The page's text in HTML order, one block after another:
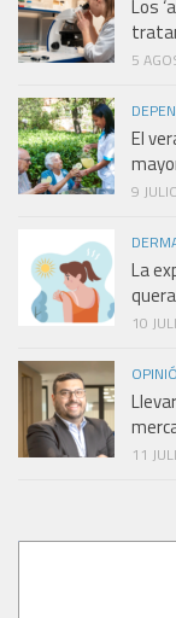
Los
5
El
9
La
10
11